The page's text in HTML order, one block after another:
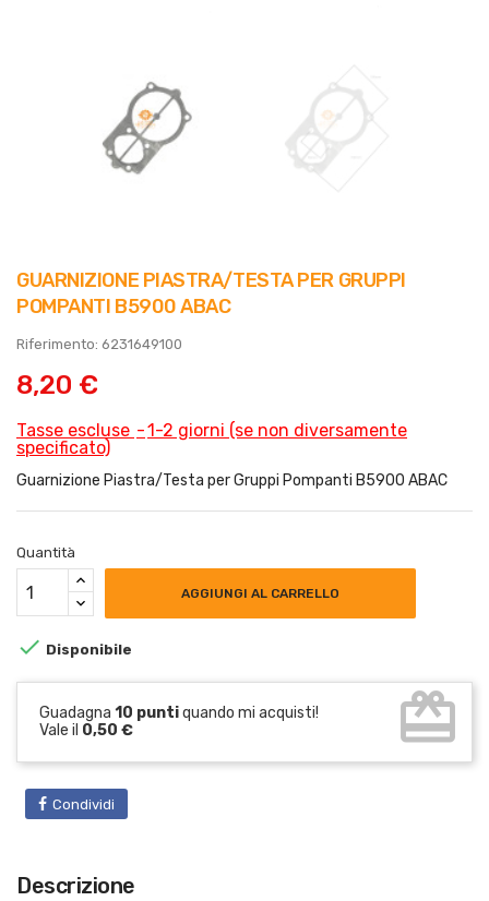
GUARNIZIONE PIASTRA/TESTA PER GRUPPI
POMPANTI B5900 ABAC
Riferimento: 6231649100
8,20 €
Tasse escluse
1-2 giorni (se non diversamente
specificato)
Guarnizione Piastra/Testa per Gruppi Pompanti B5900 ABAC
Quantità
AGGIUNGI AL CARRELLO
 Disponibile
Guadagna 10 puntiquando mi acquisti!
Vale il 0,50 € card_giftcard
Condividi
Descrizione